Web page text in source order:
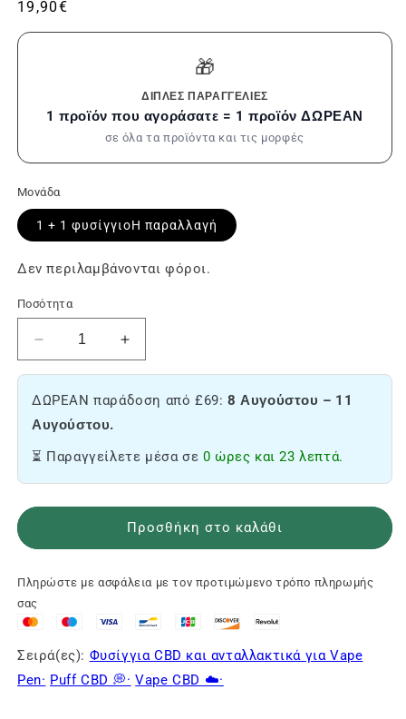
Συνήθης
τιμή
19,90€
🎁
ΔΙΠΛΈΣ ΠΑΡΑΓΓΕΛΊΕΣ
1 προϊόν που αγοράσατε = 1 προϊόν ΔΩΡΕΑΝ
σε όλα τα προϊόντα και τις μορφές
Μονάδα
1 + 1 φυσίγγιοΗ παραλλαγή
Δεν περιλαμβάνονται φόροι.
Ποσότητα
Μειώστε
την
της
κασέτας
Bud
CBD
Αύξηση
της
του
Bud
CBD
ΔΩΡΕΑΝ παράδοση από £69: 8 Αυγούστου – 11
Αυγούστου.
⏳ Παραγγείλετε μέσα σε 0 ώρες και 23 λεπτά.
Προσθήκη στο καλάθι
Πληρώστε με ασφάλεια με τον προτιμώμενο τρόπο πληρωμής
σας
Σειρά(ες): Φυσίγγια CBD και ανταλλακτικά για Vape
Pen· Puff CBD 💭· Vape CBD ☁️·